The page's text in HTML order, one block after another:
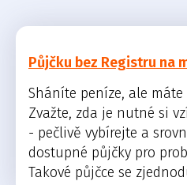
Půjčku bez Registru na
Sháníte peníze, ale
Zvažte, zda je nutné si
- pečlivě vybírejte a
dostupné půjčky pro
Takové půjčce se